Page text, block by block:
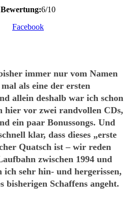
Bewertung:6/10
Facebook
immer nur vom Namen
als eine der ersten
allein deshalb war ich schon
hier vor zwei randvollen CDs,
ein paar Bonussongs. Und
klar, dass dieses „erste
Quatsch ist – wir reden
zwischen 1994 und
ich sehr hin- und hergerissen,
bisherigen Schaffens angeht.